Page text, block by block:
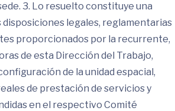
3. Lo resuelto constituye una
disposiciones legales, reglamentarias
proporcionados por la recurrente,
de esta Dirección del Trabajo,
de la unidad espacial,
de prestación de servicios y
en el respectivo Comité